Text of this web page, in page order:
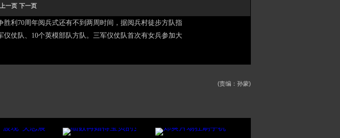
上一页 下一页
利70周年阅兵式还有不到两周时间，据阅兵村徒步方队指
仗队、10个英模部队方队。三军仪仗队首次有女兵参加大
(责编：孙蒙)